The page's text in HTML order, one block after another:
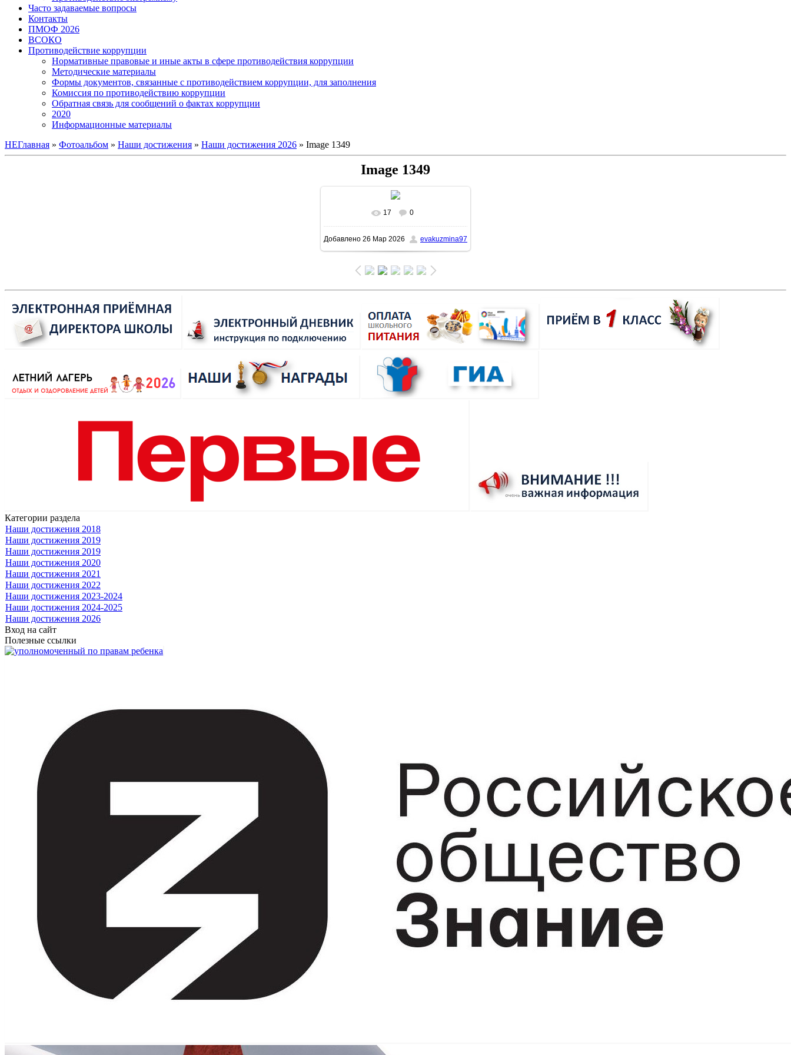
Часто задаваемые вопросы
Контакты
ПМОФ 2026
ВСОКО
Противодействие коррупции
Нормативные правовые и иные акты в сфере противодействия коррупции
Методические материалы
Формы документов, связанные с противодействием коррупции, для заполнения
Комиссия по противодействию коррупции
Обратная связь для сообщений о фактах коррупции
2020
Информационные материалы
НЕГлавная » Фотоальбом » Наши достижения » Наши достижения 2026 » Image 1349
Image 1349
В реальном размере
257.1Kb
17 0
Добавлено 26 Мар 2026 evakuzmina97
Категории раздела
Наши достижения 2018
Наши достижения 2019
Наши достижения 2019
Наши достижения 2020
Наши достижения 2021
Наши достижения 2022
Наши достижения 2023-2024
Наши достижения 2024-2025
Наши достижения 2026
Вход на сайт
Полезные ссылки